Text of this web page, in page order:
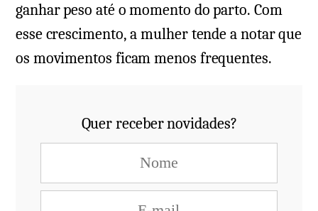
ganhar peso até o momento do parto. Com
esse crescimento, a mulher tende a notar que
os movimentos ficam menos frequentes.
Quer receber novidades?